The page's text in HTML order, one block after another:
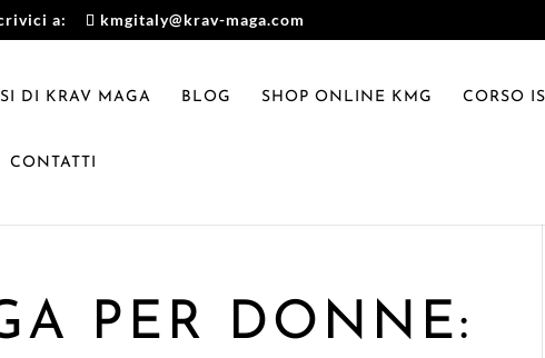
a: kmgitaly@krav-maga.com
DI KRAV MAGA BLOG SHOP ONLINE KMG CORSO
CONTATTI
PER DONNE: